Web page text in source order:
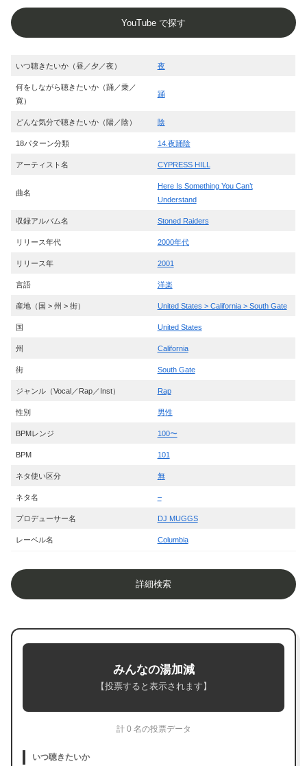
YouTube で探す
いつ聴きたいか（昼／夕／夜） 夜
何をしながら聴きたいか（踊／乗／
寛）
踊
どんな気分で聴きたいか（陽／陰） 陰
18パターン分類 14.夜踊陰
アーティスト名 CYPRESS HILL
曲名
Here Is Something You Can’t
Understand
収録アルバム名 Stoned Raiders
リリース年代 2000年代
リリース年 2001
言語 洋楽
産地（国 > 州 > 街） United States > California > South Gate
国 United States
州 California
街 South Gate
ジャンル（Vocal／Rap／Inst） Rap
性別 男性
BPMレンジ 100〜
BPM 101
ネタ使い区分 無
ネタ名 –
プロデューサー名 DJ MUGGS
レーベル名 Columbia
詳細検索
みんなの湯加減
【投票すると表示されます】
計 0 名の投票データ
いつ聴きたいか